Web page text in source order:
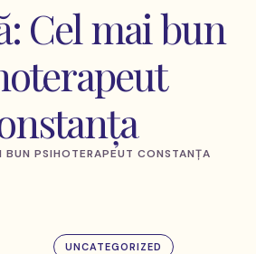
Cel mai bun
BUN PSIHOTERAPEUT CONSTANȚA
UNCATEGORIZED